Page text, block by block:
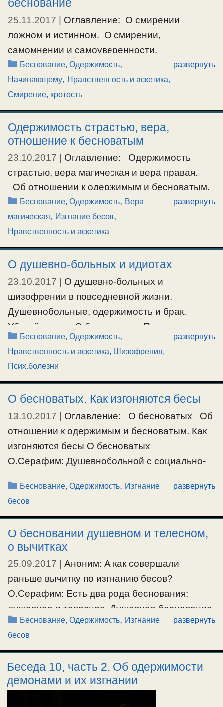
беснование
25.11.2017 | Оглавление: О смирении
ложном и истинном. О смирении,
самомнении и самоуверенности.
Новоначальному. Прелесть и беснование,
невольное смирение. О смирении ложном и
истинном. Аноним: Батюшка, правильно ли
будет все время поступать по смирению?
О.Серафим: «Сатана принимает образ
светлого Ангела; его апостолы принимают
образ Апостолов Христовых (2Кор.11:13-15);
его учение принимает вид учения Христова;
состояния, производимые его
обольщениями, …
Ещё…
Рубрики
Беснование, Одержимость,
Начинающему, Нравственность и аскетика,
Смирение, кротость
развернуть
Одержимость страстью, вера,
отношение к бесноватым
23.10.2017
Оглавление: Одержимость
страстью, вера магическая и вера правая.
Об отношении к одержимым и бесноватым.
Как изгоняются бесы. Одержимость
страстью, вера магическая и вера правая.
О.Серафим: Одержимость страстью – это
когда человек не находится в состоянии
борьбы со своей страстью, ходит во след ее.
Одержим сочувствием к страсти, и не
разрывает его. А когда человек идет …
Ещё…
#беснование,#верамагическая #изгнаниебесов,
#одержимость
Рубрики
Беснование, Одержимость, Вера
магическая, Изгнание бесов,
Нравственность и аскетика
развернуть
О душевно-больных и идиотах
23.10.2017
О душевно-больных и
шизофрении в повседневной жизни.
Душевнобольные, одержимость и брак.
Убогий, идиот. О бесноватых. Про юродивых.
О фильме Остров. О вечной участи идиотов.
Аноним: Это напасть какая-то, такое
впечатление, что кругом "эпидемия"
душевных заболеваний, у нас очень много
знакомых с разными степенями, но явными
признаками шизофрении. И кажется, что
общество чем дальше, тем больше
становится душевно-больным ?
Рубрики
Беснование, Одержимость,
Нравственность и аскетика, Шизофрения,
Псих.болезни
развернуть
О бесноватых. Как изгоняются бесы
13.10.2017 | Оглавление: О бесноватых Об
отношении к одержимым и бесноватым. Как
изгоняются бесы О бесноватых
О.Серафим: Душевнобольной с социально-
бесноватость, одержимость, которая
проявляется внешне. Хотя бывают и
неполноценные – бесноватыми. А бывает
бесноватость, которая приводит к
неполноценности. К примеру, упоминаемый в
Евангелии юноша, который был глухой и
немой, и эпилептик, по причине того, …
Ещё…
#беснование,#изгнаниебесов, #одержимость
Рубрики
Беснование, Одержимость, Изгнание
бесов
развернуть
О бесновании душевном и телесном,
о вычитках
25.09.2017
Аноним: А как совершали
раньше вычитку по изгнанию бесов?
О.Серафим: Есть два рода беснования:
душевное и телесное. Душевное беснование
– это самое худшее беснование. Душевное
беснование – это одержимость той или иной
страстью. Одержимость страстью – это когда
человек не находится в состоянии борьбы со
своими страстями, ходит во след их.
Рубрики
Беснование, Одержимость, Изгнание
бесов
развернуть
Беседа 10, часть 2. Об одержимости
демонами и их изгнании